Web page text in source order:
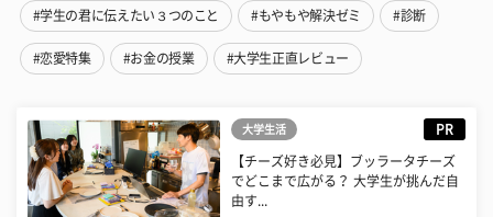
#学生の君に伝えたい３つのこと #もやもや解決ゼミ #診断
#恋愛特集 #お金の授業 #大学生正直レビュー
大学生活 PR
【チーズ好き必見】ブッラータチーズ
でどこまで広がる？ 大学生が挑んだ自
由す...